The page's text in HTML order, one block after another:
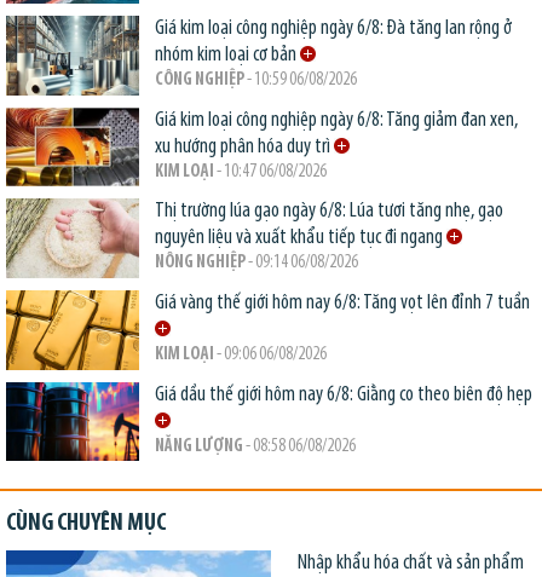
Giá kim loại công nghiệp ngày 6/8: Đà tăng lan rộng ở
nhóm kim loại cơ bản
CÔNG NGHIỆP- 10:59 06/08/2026
Giá kim loại công nghiệp ngày 6/8: Tăng giảm đan xen,
xu hướng phân hóa duy trì
KIM LOẠI - 10:47 06/08/2026
Thị trường lúa gạo ngày 6/8: Lúa tươi tăng nhẹ, gạo
nguyên liệu và xuất khẩu tiếp tục đi ngang
NÔNG NGHIỆP- 09:14 06/08/2026
Giá vàng thế giới hôm nay 6/8: Tăng vọt lên đỉnh 7 tuần
KIM LOẠI - 09:06 06/08/2026
Giá dầu thế giới hôm nay 6/8: Giằng co theo biên độ hẹp
NĂNG LƯỢNG - 08:58 06/08/2026
CÙNG CHUYÊN MỤC
Nhập khẩu hóa chất và sản phẩm